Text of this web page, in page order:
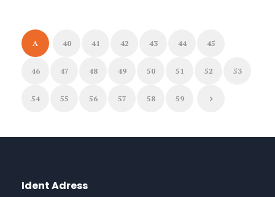
A 40 41 42 43 44 45
46 47 48 49 50 51 52 53
54 55 56 57 58 59
Ident Adress